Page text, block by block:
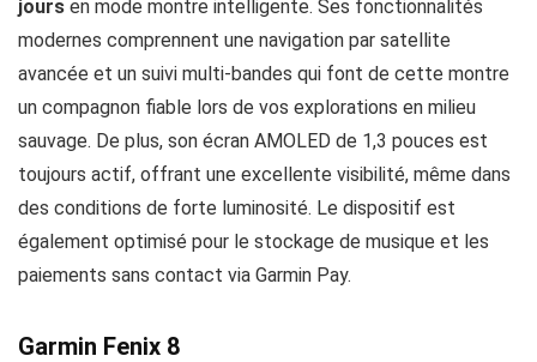
jours en mode montre intelligente. Ses fonctionnalités
modernes comprennent une navigation par satellite
avancée et un suivi multi-bandes qui font de cette montre
un compagnon fiable lors de vos explorations en milieu
sauvage. De plus, son écran AMOLED de 1,3 pouces est
toujours actif, offrant une excellente visibilité, même dans
des conditions de forte luminosité. Le dispositif est
également optimisé pour le stockage de musique et les
paiements sans contact via Garmin Pay.
Garmin Fenix 8